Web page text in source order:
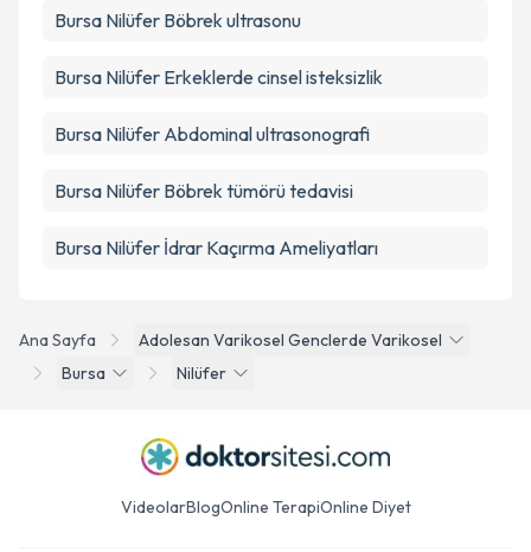
Ana Sayfa
Adolesan Varikosel Genclerde Varikosel
Bursa
Nilüfer
Bursa Nilüfer Böbrek ultrasonu
Bursa Nilüfer Erkeklerde cinsel isteksizlik
Bursa Nilüfer Abdominal ultrasonografi
Bursa Nilüfer Böbrek tümörü tedavisi
Bursa Nilüfer İdrar Kaçırma Ameliyatları
VideolarBlogOnline TerapiOnline Diyet